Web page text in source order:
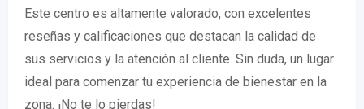
Este centro es altamente valorado, con excelentes
reseñas y calificaciones que destacan la calidad de
sus servicios y la atención al cliente. Sin duda, un lugar
ideal para comenzar tu experiencia de bienestar en la
zona. ¡No te lo pierdas!